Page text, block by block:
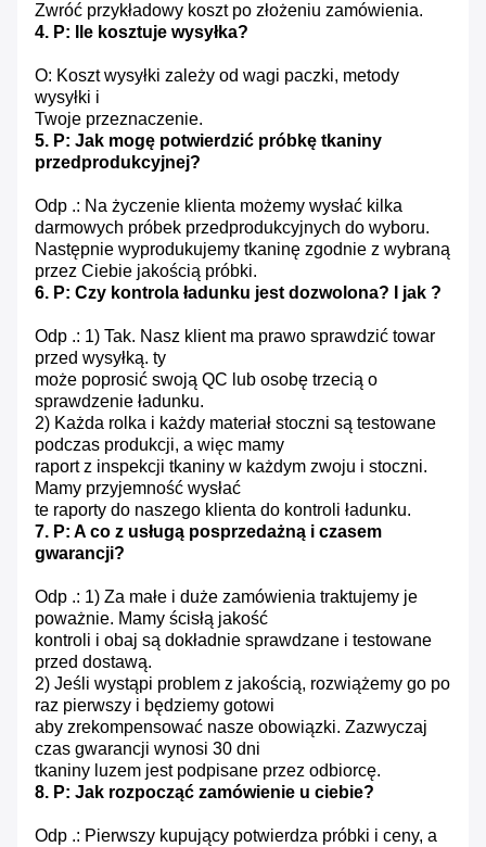
Zwróć przykładowy koszt po złożeniu zamówienia.
4. P: Ile kosztuje wysyłka?
O: Koszt wysyłki zależy od wagi paczki, metody
wysyłki i
Twoje przeznaczenie.
5. P: Jak mogę potwierdzić próbkę tkaniny
przedprodukcyjnej?
Odp .: Na życzenie klienta możemy wysłać kilka
darmowych próbek przedprodukcyjnych do wyboru.
Następnie wyprodukujemy tkaninę zgodnie z wybraną
przez Ciebie jakością próbki.
6. P: Czy kontrola ładunku jest dozwolona?
I jak ?
Odp .: 1) Tak. Nasz klient ma prawo sprawdzić towar
przed wysyłką. ty
może poprosić swoją QC lub osobę trzecią o
sprawdzenie ładunku.
2) Każda rolka i każdy materiał stoczni są testowane
podczas produkcji, a więc mamy
raport z inspekcji tkaniny w każdym zwoju i stoczni.
Mamy przyjemność wysłać
te raporty do naszego klienta do kontroli ładunku.
7. P: A co z usługą posprzedażną i czasem
gwarancji?
Odp .: 1) Za małe i duże zamówienia traktujemy je
poważnie. Mamy ścisłą jakość
kontroli i obaj są dokładnie sprawdzane i testowane
przed dostawą.
2) Jeśli wystąpi problem z jakością, rozwiążemy go po
raz pierwszy i będziemy gotowi
aby zrekompensować nasze obowiązki. Zazwyczaj
czas gwarancji wynosi 30 dni
tkaniny luzem jest podpisane przez odbiorcę.
8. P: Jak rozpocząć zamówienie u ciebie?
Odp .: Pierwszy kupujący potwierdza próbki i ceny, a